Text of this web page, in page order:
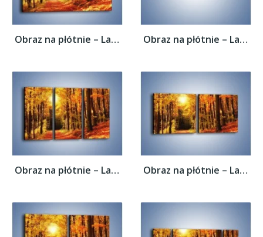
Obraz na płótnie – Lasem w stronę słońca –... Obraz na płótnie – Lasem w stronę słońca –...
Obraz na płótnie – Lasem w stronę słońca –... Obraz na płótnie – Lasem w stronę słońca –...